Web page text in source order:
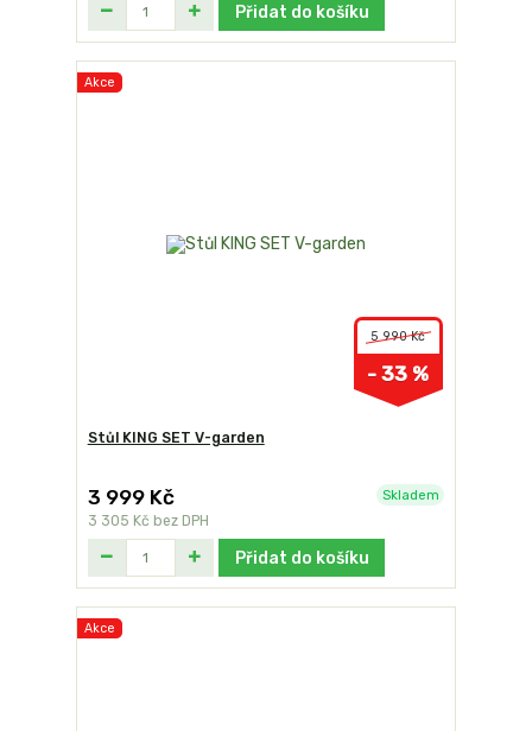
Přidat do košíku
Akce
5 990 Kč
- 33 %
Stůl KING SET V-garden
3 999 Kč
3 305 Kč bez DPH
Skladem
Přidat do košíku
Akce